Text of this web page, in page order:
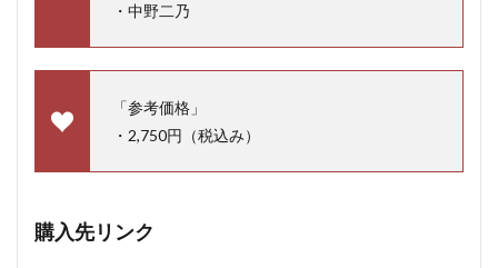
・中野二乃
「参考価格」
・2,750円（税込み）
購入先リンク